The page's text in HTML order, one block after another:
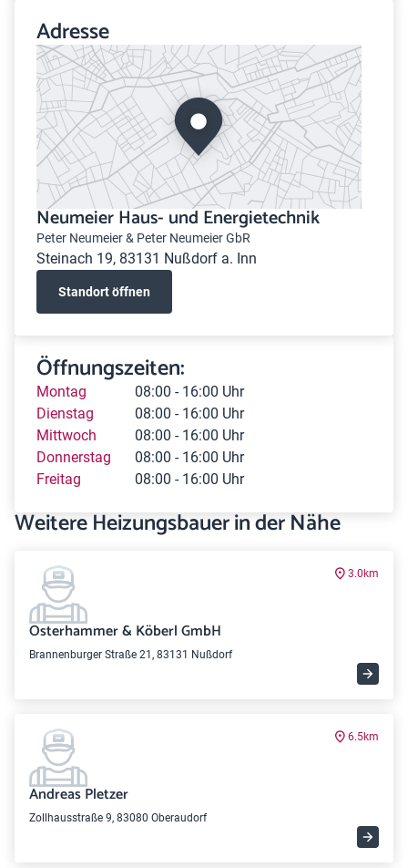
Adresse
Neumeier Haus- und Energietechnik
Peter Neumeier & Peter Neumeier GbR
Steinach 19, 83131 Nußdorf a. Inn
Standort öffnen
Öffnungszeiten:
Montag
08:00 - 16:00 Uhr
Dienstag
08:00 - 16:00 Uhr
Mittwoch
08:00 - 16:00 Uhr
Donnerstag
08:00 - 16:00 Uhr
Freitag
08:00 - 16:00 Uhr
Weitere Heizungsbauer in der Nähe
3.0km
Osterhammer & Köberl GmbH
Brannenburger Straße 21, 83131 Nußdorf
6.5km
Andreas Pletzer
Zollhausstraße 9, 83080 Oberaudorf